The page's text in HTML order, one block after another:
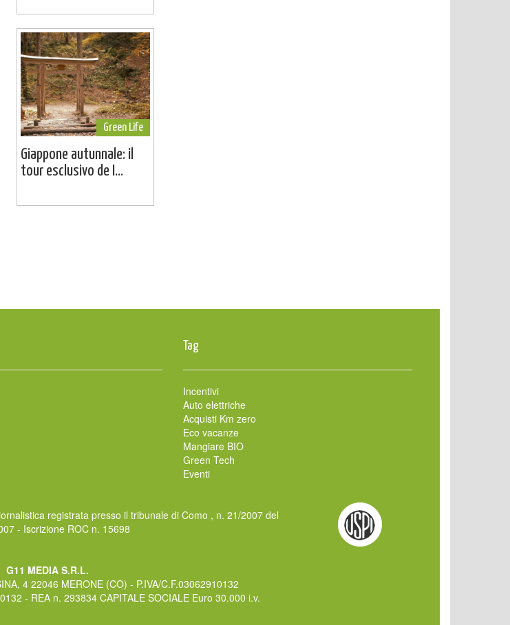
Green Life
Giappone autunnale: il
tour esclusivo de I...
Tag
Incentivi
Auto elettriche
Acquisti Km zero
Eco vacanze
Mangiare BIO
Green Tech
Eventi
registrata presso il tribunale di Como , n. 21/2007 del
- Iscrizione ROC n. 15698
G11 MEDIA S.R.L.
4 22046 MERONE (CO) - P.IVA/C.F.03062910132
- REA n. 293834 CAPITALE SOCIALE Euro 30.000 i.v.